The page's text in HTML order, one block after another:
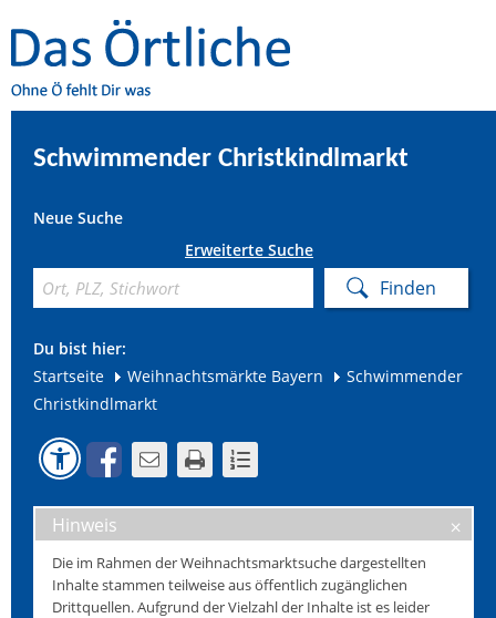
Schwimmender Christkindlmarkt
Neue Suche
Erweiterte Suche
Du bist hier:
Startseite
Weihnachtsmärkte Bayern
Schwimmender
Christkindlmarkt
Hinweis
Die im Rahmen der Weihnachtsmarktsuche dargestellten
Inhalte stammen teilweise aus öffentlich zugänglichen
Drittquellen. Aufgrund der Vielzahl der Inhalte ist es leider